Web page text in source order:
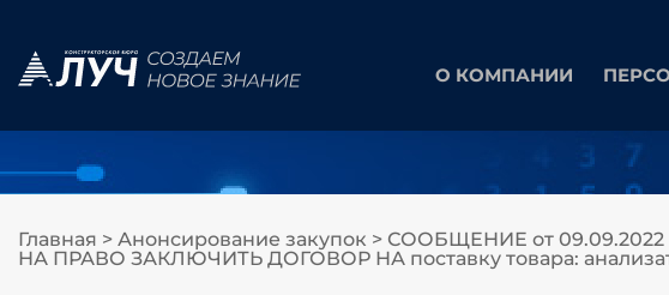
О КОМПАНИИ
Главная > Анонсирование закупок > СООБЩЕНИЕ от
НА ПРАВО ЗАКЛЮЧИТЬ ДОГОВОР НА поставку товара: